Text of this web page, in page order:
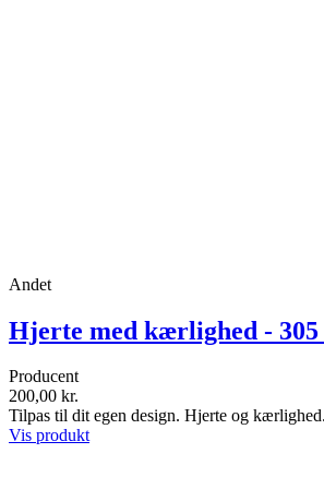
Andet
Hjerte med kærlighed -
Producent
200,00 kr.
Tilpas til dit egen design. Hjerte og kærlighed.
Vis produkt